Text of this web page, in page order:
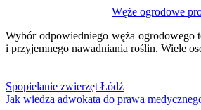
Węże ogrodowe
Wybór odpowiedniego węża ogrodowego
i przyjemnego nawadniania roślin. Wiele
Spopielanie zwierzęt Łódź
Jak wiedza adwokata do prawa